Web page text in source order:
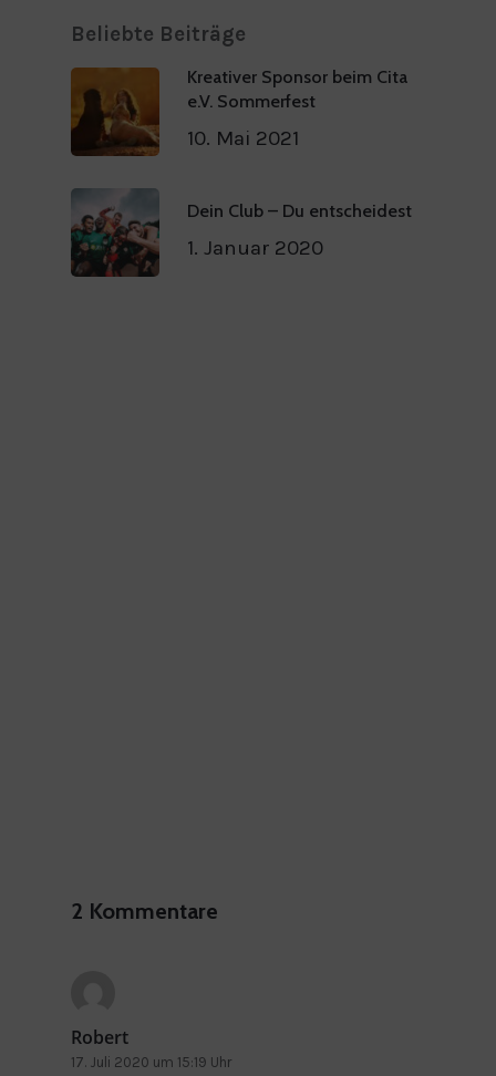
Beliebte Beiträge
Kreativer Sponsor beim Cita
e.V. Sommerfest
10. Mai 2021
Dein Club – Du entscheidest
1. Januar 2020
2 Kommentare
Robert
17. Juli 2020 um 15:19 Uhr